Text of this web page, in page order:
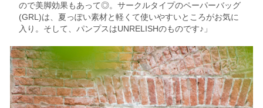
ので美脚効果もあって◎。サークルタイプのペーパーバッグ
(GRL)は、夏っぽい素材と軽くて使いやすいところがお気に
入り。そして、パンプスはUNRELISHのものです♪」